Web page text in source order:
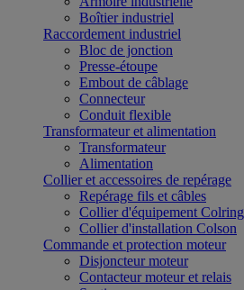
Boîtier industriel
Raccordement industriel
Bloc de jonction
Presse-étoupe
Embout de câblage
Connecteur
Conduit flexible
Transformateur et alimentation
Transformateur
Alimentation
Collier et accessoires de repérage
Repérage fils et câbles
Collier d'équipement Colring
Collier d'installation Colson
Commande et protection moteur
Disjoncteur moteur
Contacteur moteur et relais